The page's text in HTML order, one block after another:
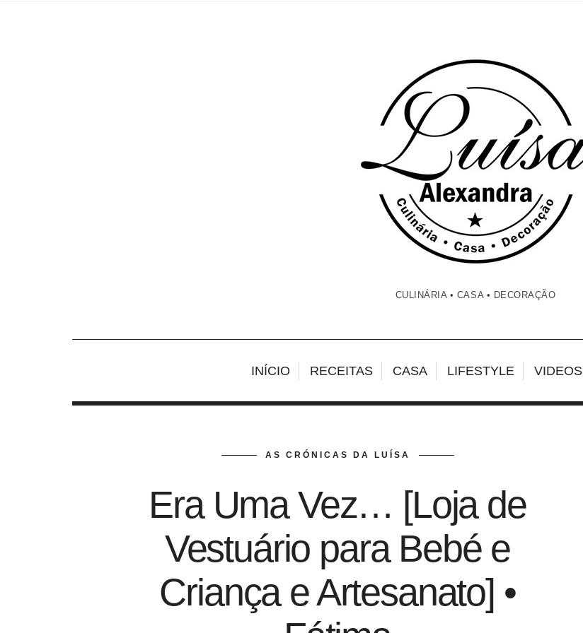
CULINÁRIA • CASA • DECORAÇÃO
INÍCIO RECEITAS CASA LIFESTYLE VIDEOS
AS CRÓNICAS DA LUÍSA
Era Uma Vez… [Loja de
Vestuário para Bebé e
Criança e Artesanato] •